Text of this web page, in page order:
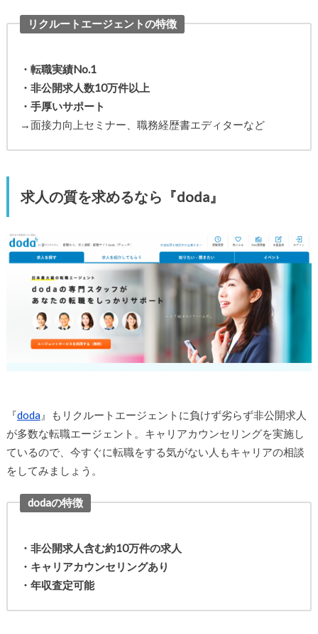
リクルートエージェントの特徴
・転職実績No.1
・非公開求人数10万件以上
・手厚いサポート
→面接力向上セミナー、職務経歴書エディターなど
求人の質を求めるなら『doda』
『doda』もリクルートエージェントに負けず劣らず非公開求人
が多数な転職エージェント。キャリアカウンセリングを実施し
ているので、今すぐに転職をする気がない人もキャリアの相談
をしてみましょう。
dodaの特徴
・非公開求人含む約10万件の求人
・キャリアカウンセリングあり
・年収査定可能